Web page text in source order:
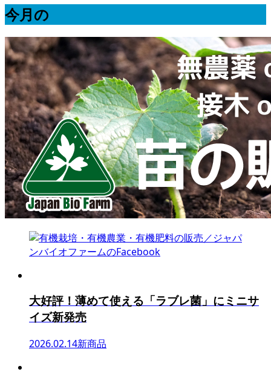
今月の
大好評！薄めて使える「ラブレ菌」にミニサ
イズ新発売
2026.02.14新商品